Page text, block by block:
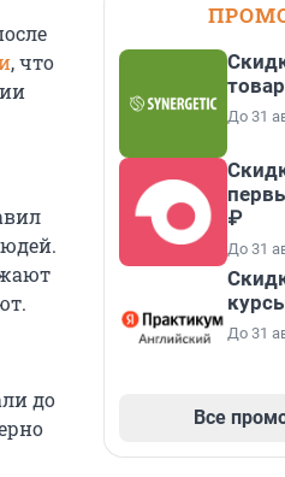
, что
до
До 31
₽
До 31
До 31
Все